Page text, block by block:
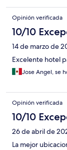
Opinión verificada
10/10
14 de marzo de
Excelente hotel
Jose Angel, se
Opinión verificada
10/10
26 de abril de
La mejor